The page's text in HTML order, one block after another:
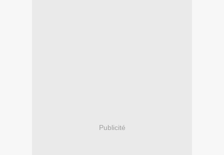
Publicité